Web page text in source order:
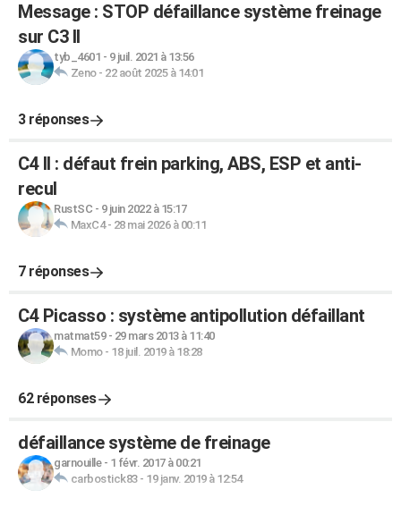
Message : STOP défaillance système freinage
sur C3 II
tyb_4601 - 9 juil. 2021 à 13:56
Zeno- 22 août 2025 à 14:01
3 réponses
C4 II : défaut frein parking, ABS, ESP et anti-
recul
RustSC - 9 juin 2022 à 15:17
MaxC4- 28 mai 2026 à 00:11
7 réponses
C4 Picasso : système antipollution défaillant
matmat59- 29 mars 2013 à 11:40
Momo- 18 juil. 2019 à 18:28
62 réponses
défaillance système de freinage
garnouille- 1 févr. 2017 à 00:21
carbostick83- 19 janv. 2019 à 12:54